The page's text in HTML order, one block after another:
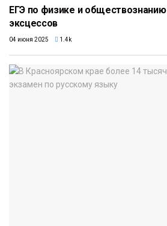
ЕГЭ по физике и
эксцессов
04 июня 2025 1.4k